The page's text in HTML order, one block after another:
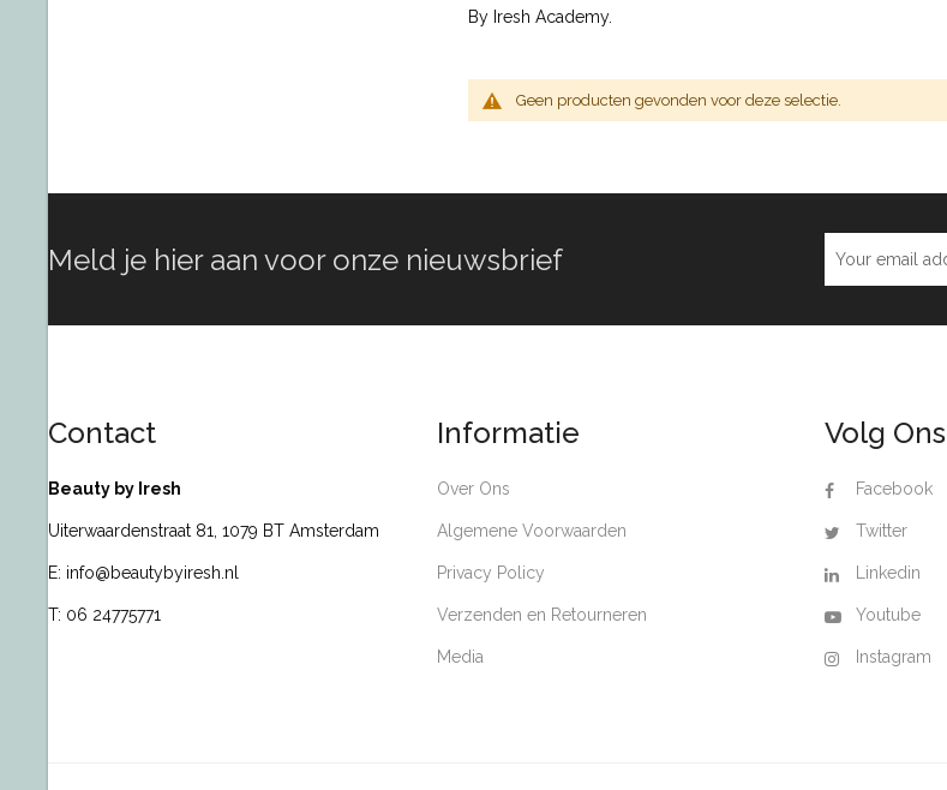
By Iresh Academy.
Geen producten gevonden voor deze selectie.
Meld je hier aan voor onze nieuwsbrief
Contact
Beauty by Iresh
Uiterwaardenstraat 81, 1079 BT Amsterdam
E: info@beautybyiresh.nl
T: 06 24775771
Informatie
Over Ons
Algemene Voorwaarden
Privacy Policy
Verzenden en Retourneren
Media
Volg Ons
Facebook
Twitter
Linkedin
Youtube
Instagram